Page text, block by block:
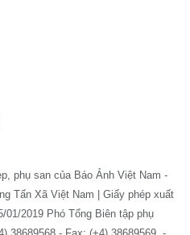
phụ san của Báo Ảnh Việt Nam -
Tấn Xã Việt Nam | Giấy phép xuất
01/2019 Phó Tổng Biên tập phụ